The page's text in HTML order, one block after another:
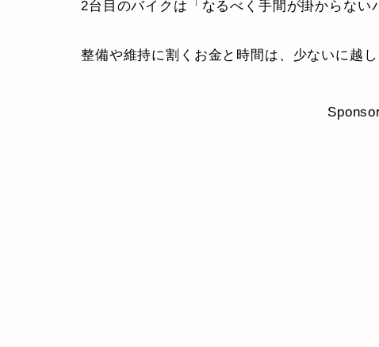
2台目のバイクは「なるべく手間が掛からない
整備や維持に割くお金と時間は、少ないに越